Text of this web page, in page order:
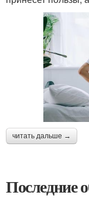
читать дальше →
Последние